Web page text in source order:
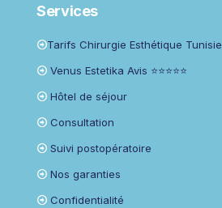
Services
Tarifs Chirurgie Esthétique Tunisie
Venus Estetika Avis ⭐⭐⭐⭐⭐
Hôtel de séjour
Consultation
Suivi postopératoire
Nos garanties
Confidentialité